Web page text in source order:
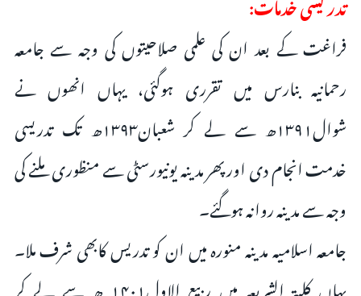
فراغت کے بعد ان کی علمی صلاحیتوں کی وجہ سے جامعہ
رحمانیہ بنارس میں تقرری ہوگئی، یہاں انھوں نے
شوال۱۳۹۱ھ سے لے کر شعبان۱۳۹۳ھ تک تدریسی
خدمت انجام دی اورپھر مدینہ یونیورسٹی سے منظوری ملنے کی
وجہ سے مدینہ روانہ ہوگئے۔
جامعہ اسلامیہ مدینہ منورہ میں ان کو تدریس کابھی شرف ملا۔
یہاں کلیۃ الشريعہ میں ربیع الاول۱۴۰۱ ھ سے لے کر